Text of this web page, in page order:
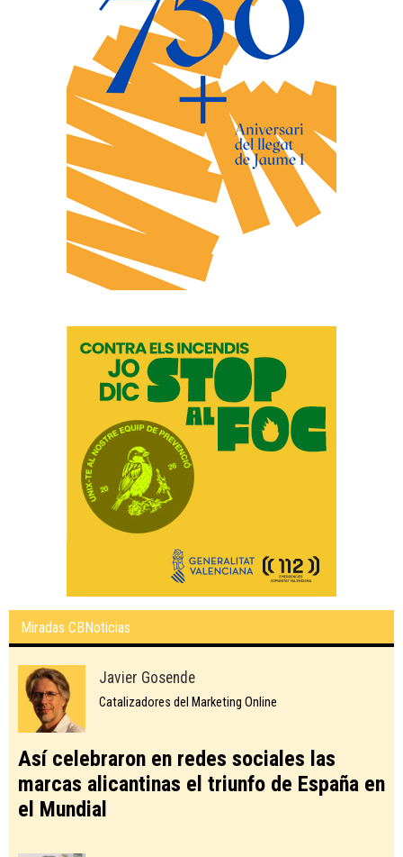
Miradas CBNoticias
Javier Gosende
Catalizadores del Marketing Online
Así celebraron en redes sociales las
marcas alicantinas el triunfo de España en
el Mundial